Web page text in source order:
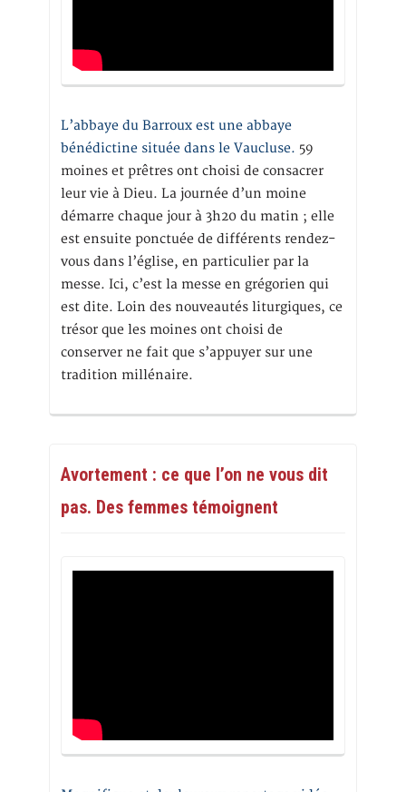
L’abbaye du Barroux est une abbaye
bénédictine située dans le Vaucluse. 59
moines et prêtres ont choisi de consacrer
leur vie à Dieu. La journée d’un moine
démarre chaque jour à 3h20 du matin ; elle
est ensuite ponctuée de différents rendez-
vous dans l’église, en particulier par la
messe. Ici, c’est la messe en grégorien qui
est dite. Loin des nouveautés liturgiques, ce
trésor que les moines ont choisi de
conserver ne fait que s’appuyer sur une
tradition millénaire.
Avortement : ce que l’on ne vous dit
pas. Des femmes témoignent